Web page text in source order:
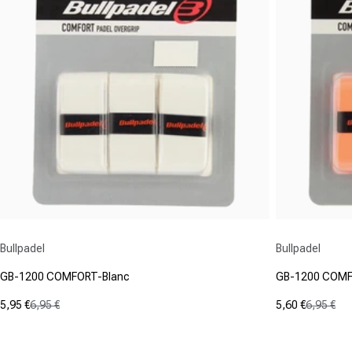
Bullpadel
GB-1200 COMFORT-Blanc
Prix promotionnel
5,95 €
Prix normal
6,95 €
Bullpadel
GB-1200
Prix
5,60 €
Prix normal
6,95 €